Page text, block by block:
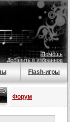
Помощь
Добавить в избранное
Flash-игры
Форум